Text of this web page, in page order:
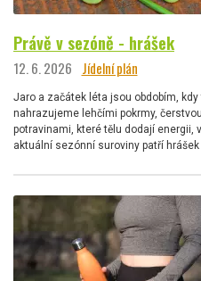
Právě v sezóně - hrášek
12. 6. 2026 Jídelní plán
Jaro a začátek léta jsou obdobím,
nahrazujeme lehčími pokrmy,
potravinami, které tělu dodají energii,
aktuální sezónní suroviny patří